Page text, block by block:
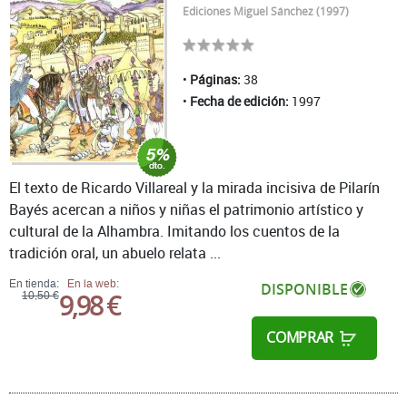
Ediciones Miguel Sánchez (1997)
Páginas: 38
Fecha de edición: 1997
En tienda:
10,50 €
En la web:
9,98 € DISPONIBLE
COMPRAR
El texto de Ricardo Villareal y la mirada incisiva de Pilarín
Bayés acercan a niños y niñas el patrimonio artístico y
cultural de la Alhambra. Imitando los cuentos de la
tradición oral, un abuelo relata ...